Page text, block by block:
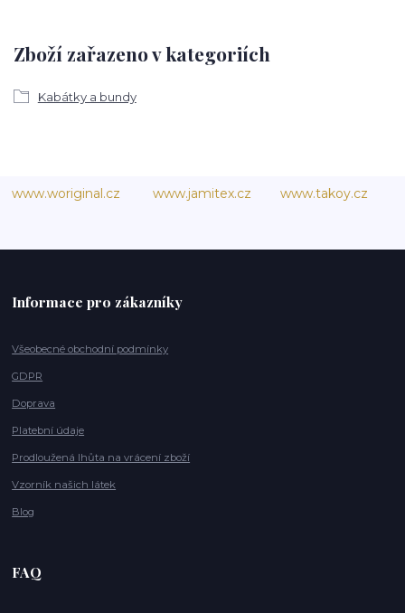
Zboží zařazeno v kategoriích
Kabátky a bundy
www.woriginal.cz www.jamitex.cz www.takoy.cz
Informace pro zákazníky
Všeobecné obchodní podmínky
GDPR
Doprava
Platební údaje
Prodloužená lhůta na vrácení zboží
Vzorník našich látek
Blog
FAQ